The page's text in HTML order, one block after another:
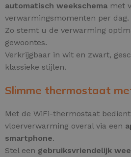
automatisch weekschema met
verwarmingsmomenten per dag.
Zo stemt u de verwarming
gewoontes.
Verkrijgbaar in wit en zwart,
klassieke stijlen.
Slimme thermostaat
Met de WiFi-thermostaat
vloerverwarming overal via een
smartphone.
Stel een gebruiksvriendelijk